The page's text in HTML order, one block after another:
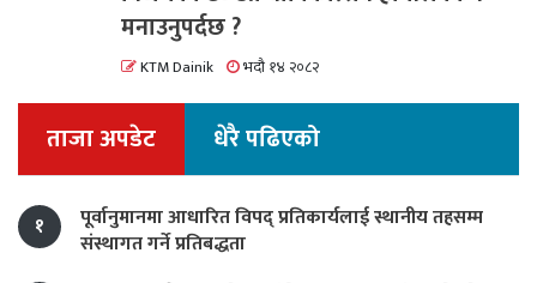
मनाउनुपर्दछ ?
KTM Dainik भदौ १४ २०८२
ताजा अपडेट धेरै पढिएको
१
पूर्वानुमानमा आधारित विपद् प्रतिकार्यलाई स्थानीय तहसम्म
संस्थागत गर्ने प्रतिबद्धता